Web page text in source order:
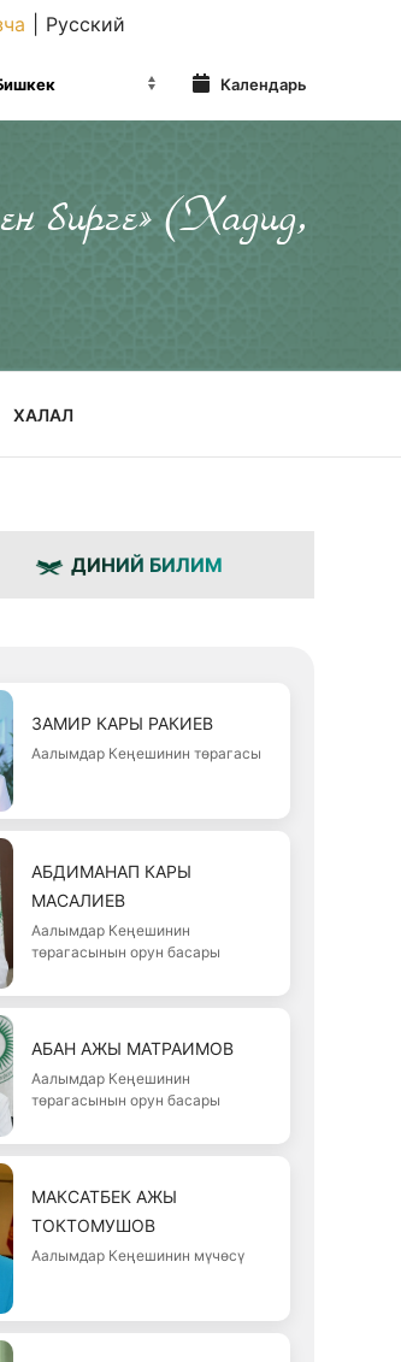
Русский
Календарь
бирге» (Хадид,
ХАЛАЛ
ДИНИЙ БИЛИМ
ЗАМИР КАРЫ РАКИЕВ
Аалымдар Кеңешинин төрагасы
АБДИМАНАП КАРЫ
МАСАЛИЕВ
Аалымдар Кеңешинин
төрагасынын орун басары
АБАН АЖЫ МАТРАИМОВ
Аалымдар Кеңешинин
төрагасынын орун басары
МАКСАТБЕК АЖЫ
ТОКТОМУШОВ
Аалымдар Кеңешинин мүчөсү